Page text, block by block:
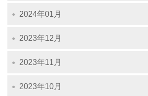
2024年01月
2023年12月
2023年11月
2023年10月